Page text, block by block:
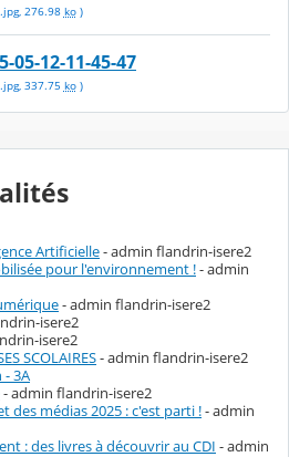
jpg, 276.98 ko)
05-12-11-45-47
jpg, 337.75 ko)
Artificielle- admin flandrin-isere2
pour l'environnement !- admin
- admin flandrin-isere2
isere2
isere2
SCOLAIRES- admin flandrin-isere2
- 3A
- admin flandrin-isere2
des médias 2025 : c'est parti !- admin
: des livres à découvrir au CDI - admin